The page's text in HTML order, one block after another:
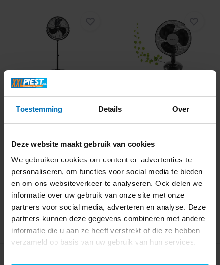
Toestemming Details Over
Deze website maakt gebruik van cookies
We gebruiken cookies om content en advertenties te
personaliseren, om functies voor social media te bieden
en om ons websiteverkeer te analyseren. Ook delen we
informatie over uw gebruik van onze site met onze
partners voor social media, adverteren en analyse. Deze
partners kunnen deze gegevens combineren met andere
informatie die u aan ze heeft verstrekt of die ze hebben
verzameld op basis van uw gebruik van hun services.
Ufesa FF1450 - Staande
ventilator
Informeer naar de
beschikbaarheid
99,99
Zwart - Tafelventila...
Direct beschikbaar
26,99